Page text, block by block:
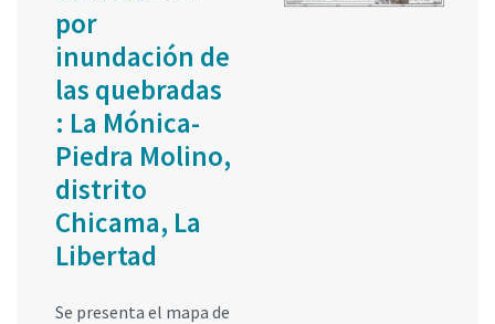
por
inundación de
las quebradas
: La Mónica-
Piedra Molino,
distrito
Chicama, La
Libertad
Se presenta el mapa de